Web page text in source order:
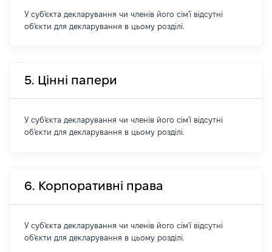
У суб'єкта декларування чи членів його сім'ї відсутні
об'єкти для декларування в цьому розділі.
5. Цінні папери
У суб'єкта декларування чи членів його сім'ї відсутні
об'єкти для декларування в цьому розділі.
6. Корпоративні права
У суб'єкта декларування чи членів його сім'ї відсутні
об'єкти для декларування в цьому розділі.